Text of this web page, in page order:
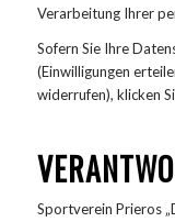
Verarbeitung Ihrer
Sofern Sie Ihre
(Einwilligungen
widerrufen), klicken
Sportverein Prieros